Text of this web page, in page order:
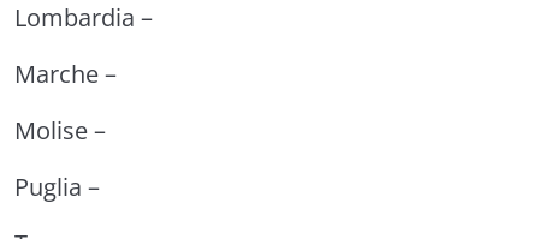
Lombardia –
Marche–
Molise–
Puglia –